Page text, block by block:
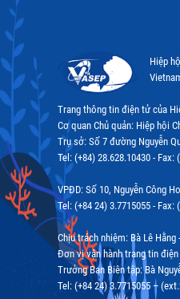
Hiệp
Trang thông tin điện tử của
Cơ quan Chủ quản: Hiệp hội
Trụ sở: Số 7 đường Nguyễn
Tel: (+84) 28.628.10430 -
VPĐD: Số 10, Nguyễn Công
Tel: (+84 24) 3.7715055 -
Chịu trách nhiệm: Bà Lê
Đơn vị vận hành trang tin điện
Trưởng Ban Biên tập: Bà
Tel: (+84 24) 3.7715055 –